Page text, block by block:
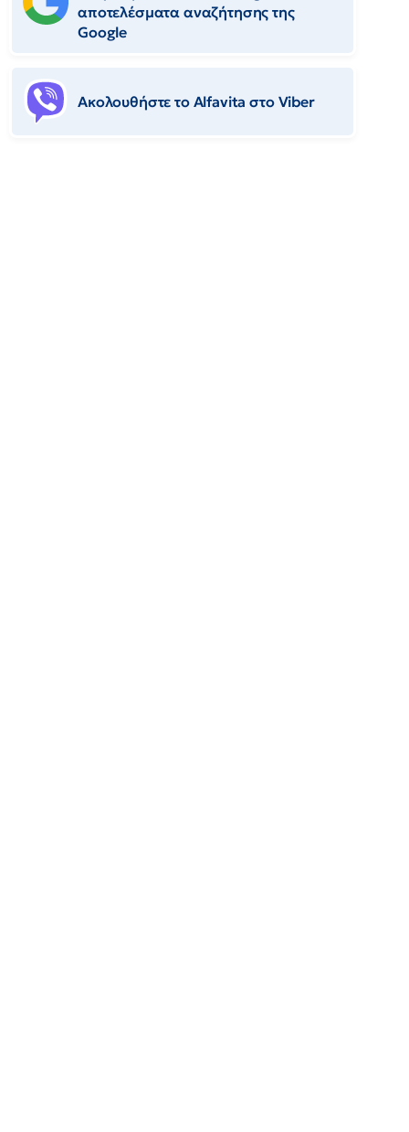
αποτελέσματα αναζήτησης της
Google
Ακολουθήστε το Αlfavita στο Viber